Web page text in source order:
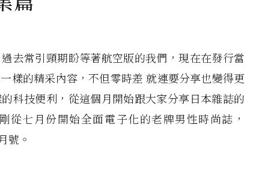
去常引頸期盼等著航空版的我們，現在在發行當
樣的精采內容，不但零時差 就連要分享也變得更
科技便利，從這個月開始跟大家分享日本雜誌的
從七月份開始全面電子化的老牌男性時尚誌，
號。